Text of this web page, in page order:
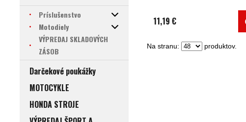
Príslušenstvo
Motodiely
VÝPREDAJ SKLADOVÝCH
ZÁSOB
Darčekové poukážky
MOTOCYKLE
HONDA STROJE
11,19 €
Na stranu: produktov.